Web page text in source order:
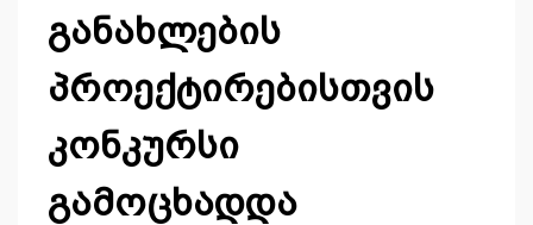
განახლების
პროექტირებისთვის
კონკურსი
გამოცხადდა